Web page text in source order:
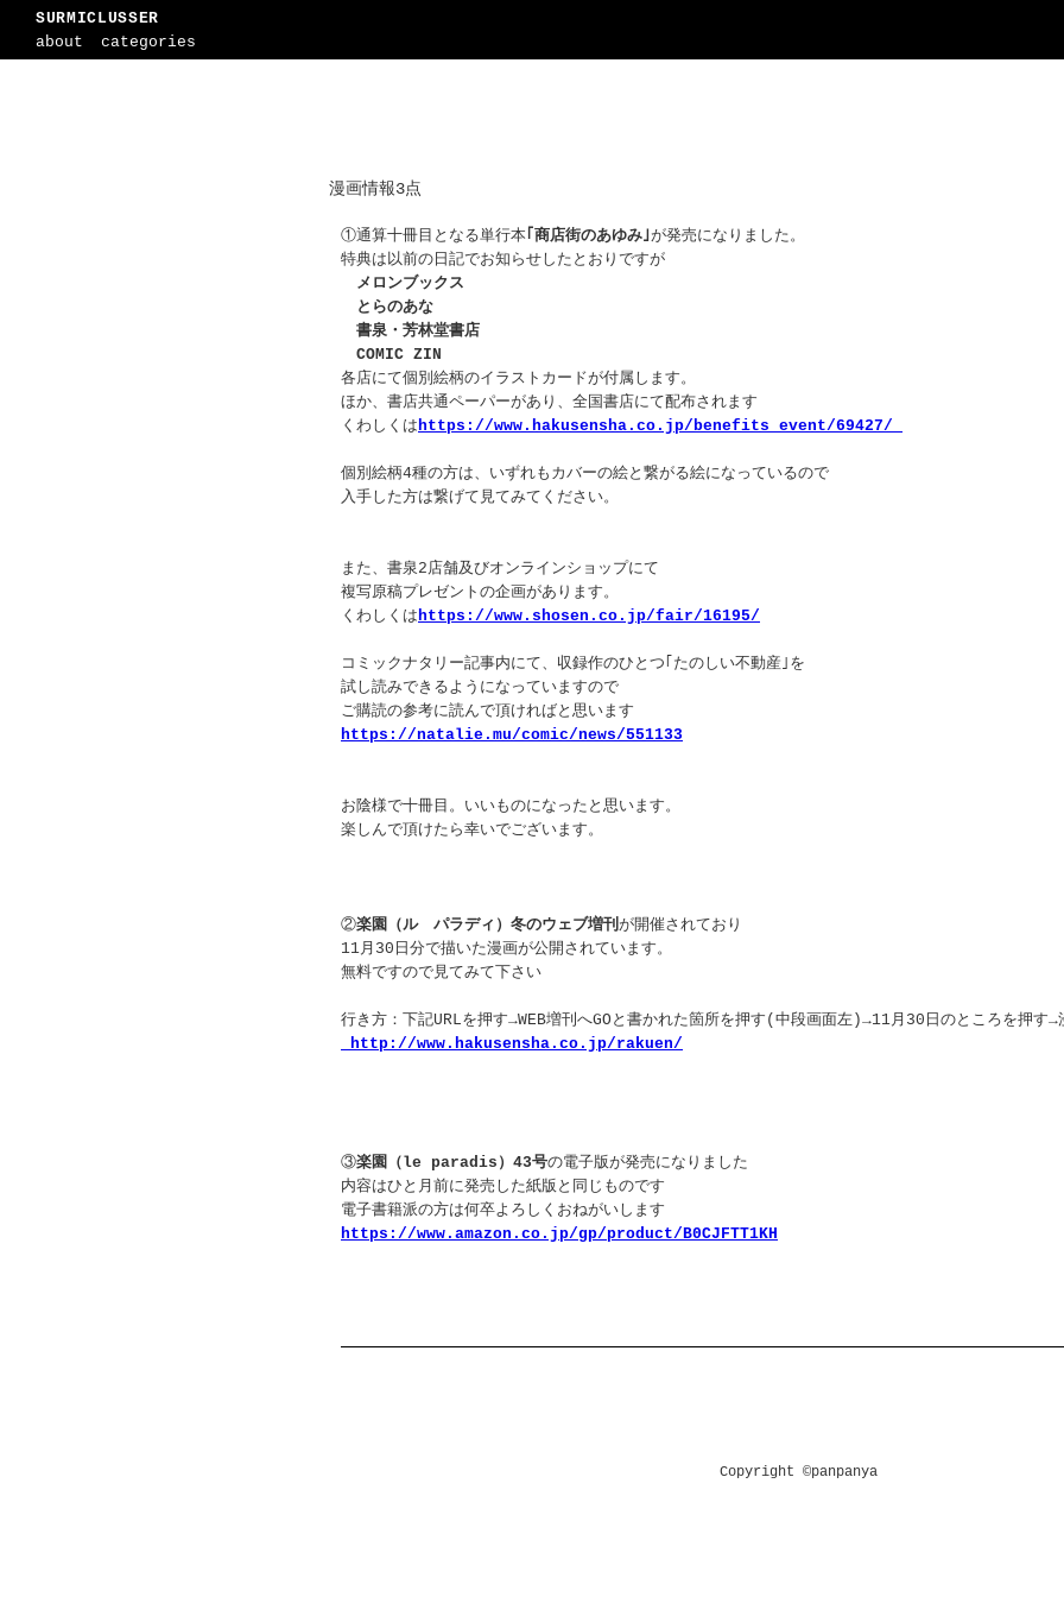
SURMICLUSSER
about
categories
漫画情報3点
①通算十冊目となる単行本｢商店街のあゆみ｣ が発売になりました。
特典は以前の日記でお知らせしたとおりですが
メロンブックス
とらのあな
書泉・芳林堂書店
COMIC ZIN
各店にて個別絵柄のイラストカードが付属します。
ほか、書店共通ペーパーがあり、全国書店にて配布されます
くわしくはhttps://www.hakusensha.co.jp/benefits_event/69427/
個別絵柄4種の方は、いずれもカバーの絵と繋がる絵になっているので
入手した方は繋げて見てみてください。
また、書泉2店舗及びオンラインショップにて
複写原稿プレゼントの企画があります。
くわしくはhttps://www.shosen.co.jp/fair/16195/
コミックナタリー記事内にて、収録作のひとつ｢たのしい不動産｣を
試し読みできるようになっていますので
ご購読の参考に読んで頂ければと思います
https://natalie.mu/comic/news/551133
お陰様で十冊目。いいものになったと思います。
楽しんで頂けたら幸いでございます。
②楽園（ル パラディ）冬のウェブ増刊が開催されており
11月30日分で描いた漫画が公開されています。
無料ですので見てみて下さい
行き方：下記URLを押す→WEB増刊へGOと書かれた箇所を押す(中段画面左)→11月30日のところを押す→
http://www.hakusensha.co.jp/rakuen/
③楽園（le paradis）43号の電子版が発売になりました
内容はひと月前に発売した紙版と同じものです
電子書籍派の方は何卒よろしくおねがいします
https://www.amazon.co.jp/gp/product/B0CJFTT1KH